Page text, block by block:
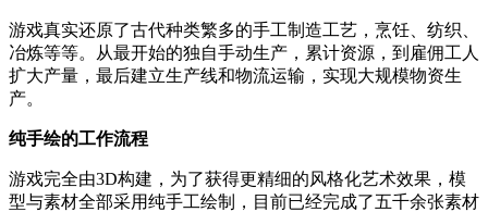
游戏真实还原了古代种类繁多的手工制造工艺，烹饪、纺织、
冶炼等等。从最开始的独自手动生产，累计资源，到雇佣工人
扩大产量，最后建立生产线和物流运输，实现大规模物资生
产。
纯手绘的工作流程
游戏完全由3D构建，为了获得更精细的风格化艺术效果，模
型与素材全部采用纯手工绘制，目前已经完成了五千余张素材